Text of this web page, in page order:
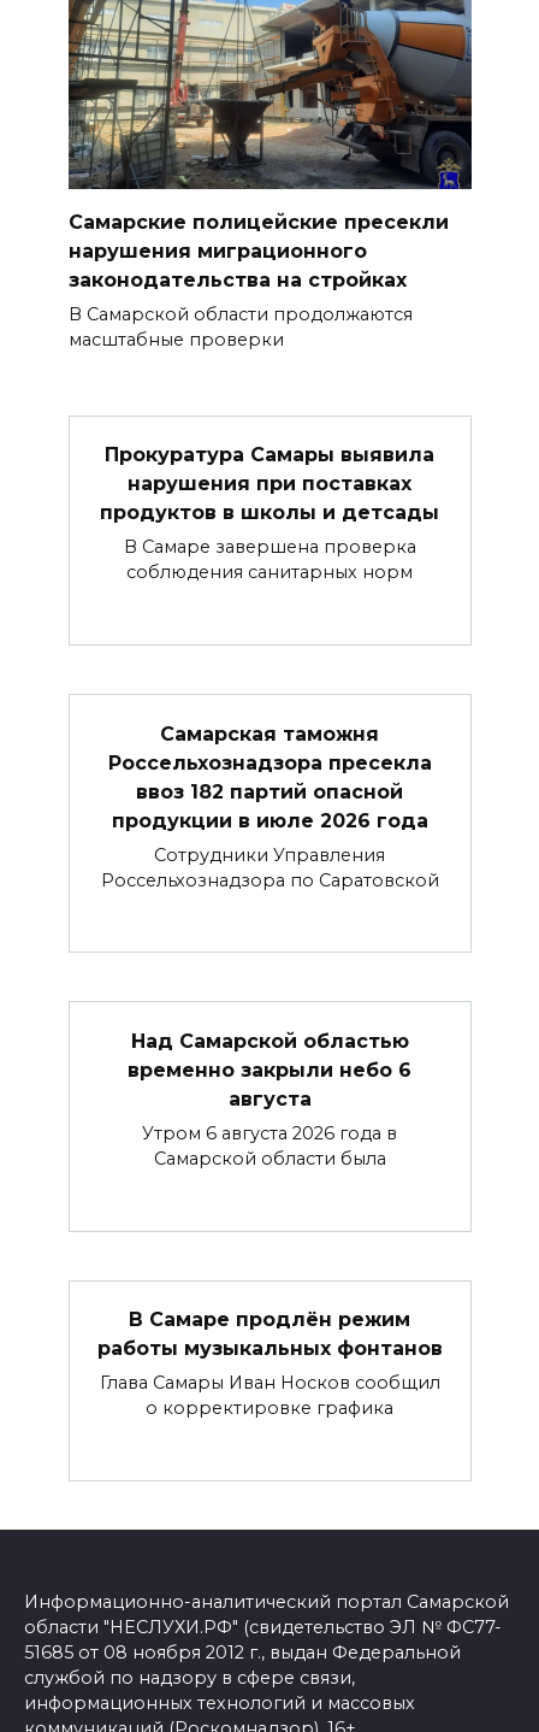
Самарские полицейские пресекли
нарушения миграционного
законодательства на стройках
В Самарской области продолжаются
масштабные проверки
Прокуратура Самары выявила
нарушения при поставках
продуктов в школы и детсады
В Самаре завершена проверка
соблюдения санитарных норм
Самарская таможня
Россельхознадзора пресекла
ввоз 182 партий опасной
продукции в июле 2026 года
Сотрудники Управления
Россельхознадзора по Саратовской
Над Самарской областью
временно закрыли небо 6
августа
Утром 6 августа 2026 года в
Самарской области была
В Самаре продлён режим
работы музыкальных фонтанов
Глава Самары Иван Носков сообщил
о корректировке графика
Информационно-аналитический портал Самарской
области "НЕСЛУХИ.РФ" (свидетельство ЭЛ № ФС77-
51685 от 08 ноября 2012 г., выдан Федеральной
службой по надзору в сфере связи,
информационных технологий и массовых